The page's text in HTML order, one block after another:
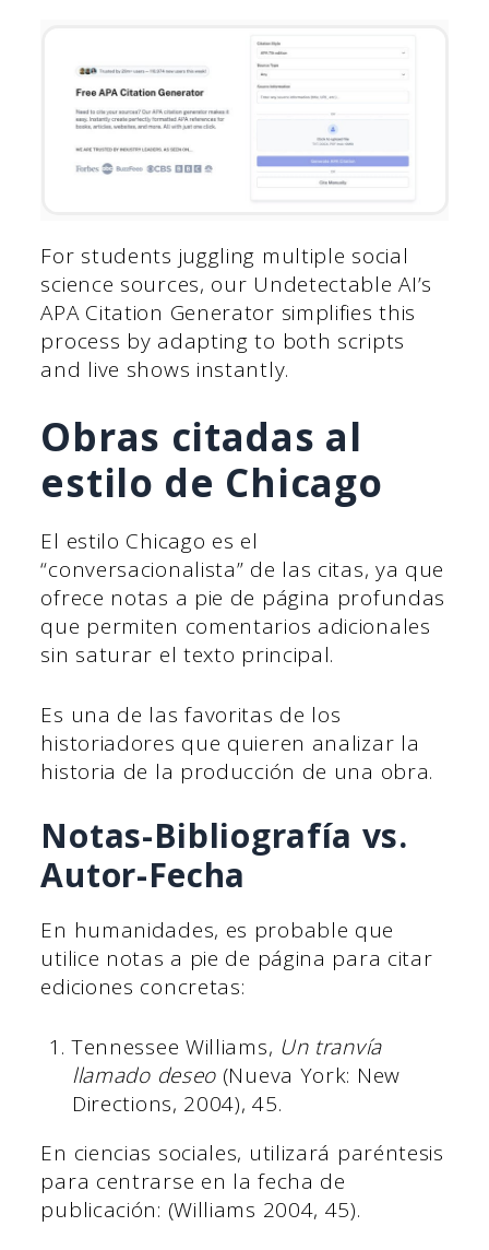
For students juggling multiple social
science sources, our Undetectable AI’s
APA Citation Generator simplifies this
process by adapting to both scripts
and live shows instantly.
Obras citadas al
estilo de Chicago
El estilo Chicago es el
“conversacionalista” de las citas, ya que
ofrece notas a pie de página profundas
que permiten comentarios adicionales
sin saturar el texto principal.
Es una de las favoritas de los
historiadores que quieren analizar la
historia de la producción de una obra.
Notas-Bibliografía vs.
Autor-Fecha
En humanidades, es probable que
utilice notas a pie de página para citar
ediciones concretas:
Tennessee Williams, Un tranvía
llamado deseo (Nueva York: New
Directions, 2004), 45.
En ciencias sociales, utilizará paréntesis
para centrarse en la fecha de
publicación: (Williams 2004, 45).